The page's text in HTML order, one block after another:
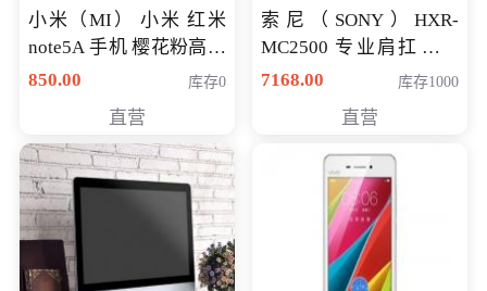
小米（MI） 小米 红米
note5A 手机 樱花粉高配
版 全网通(3G+32G)
850.00 库存0
直营
索尼（SONY）HXR-
MC2500 专业肩扛式存
储卡全高清摄录一体机
清入门级摄像机
7168.00 库存1000
直营